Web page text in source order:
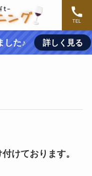
TEL
した♪ 詳しく見る
けております。